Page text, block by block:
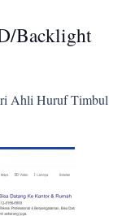
Backlight
Ahli Huruf Timbul